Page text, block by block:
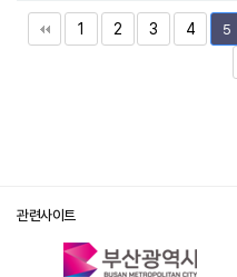
1 2 3 4 5
관련사이트